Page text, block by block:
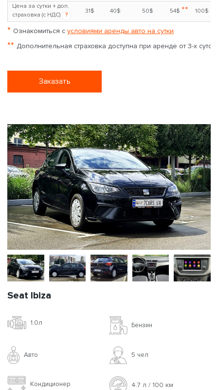
Цена за сутки + доп.
страховка (с НДС)
?
31$ 40$ 50$ 54$ ** 100$
* Ознакомиться с условиями аренды авто на сутки
** Дополнительная страховка доступна при аренде от 3-х суток
Заказать
Seat Ibiza
1.0л Бензин
Авто 5 чел
Кондиционер 4.7 л / 100 км